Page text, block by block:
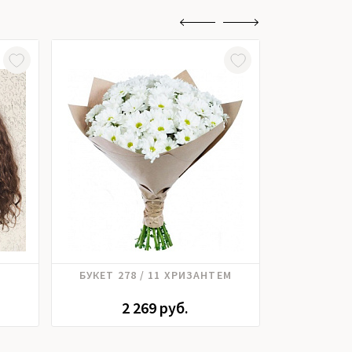
Хризантема
БУКЕТ 278 / 11 ХРИЗАНТЕМ
2 269 руб.